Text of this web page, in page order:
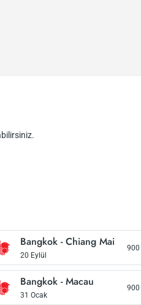
Bangkok-Chiang Mai
20 Eylül
900
Bangkok-Macau
31 Ocak
900